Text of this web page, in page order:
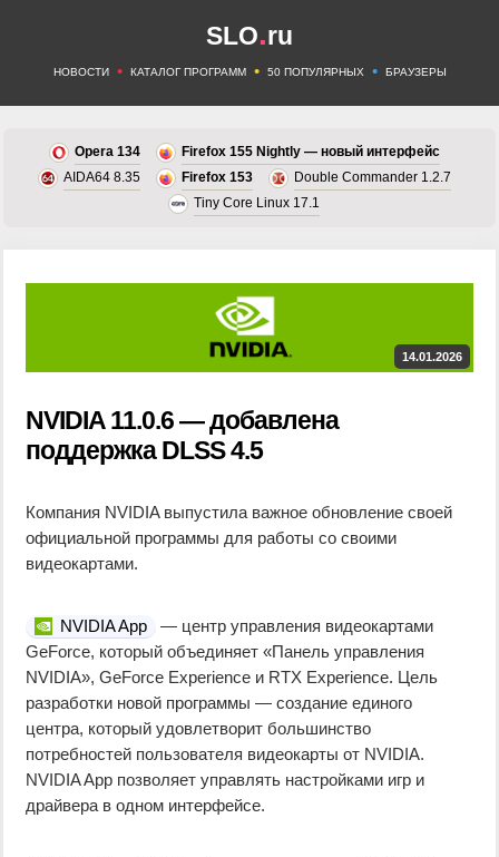
SLO.ru
НОВОСТИ • КАТАЛОГ ПРОГРАММ • 50 ПОПУЛЯРНЫХ • БРАУЗЕРЫ
Opera 134
Firefox 155 Nightly — новый интерфейс
AIDA64 8.35
Firefox 153
Double Commander 1.2.7
Tiny Core Linux 17.1
14.01.2026
NVIDIA 11.0.6 — добавлена
поддержка DLSS 4.5
Компания NVIDIA выпустила важное обновление своей
официальной программы для работы со своими
видеокартами.
NVIDIA App
— центр управления видеокартами
GeForce, который объединяет «Панель управления
NVIDIA», GeForce Experience и RTX Experience. Цель
разработки новой программы — создание единого
центра, который удовлетворит большинство
потребностей пользователя видеокарты от NVIDIA.
NVIDIA App позволяет управлять настройками игр и
драйвера в одном интерфейсе.